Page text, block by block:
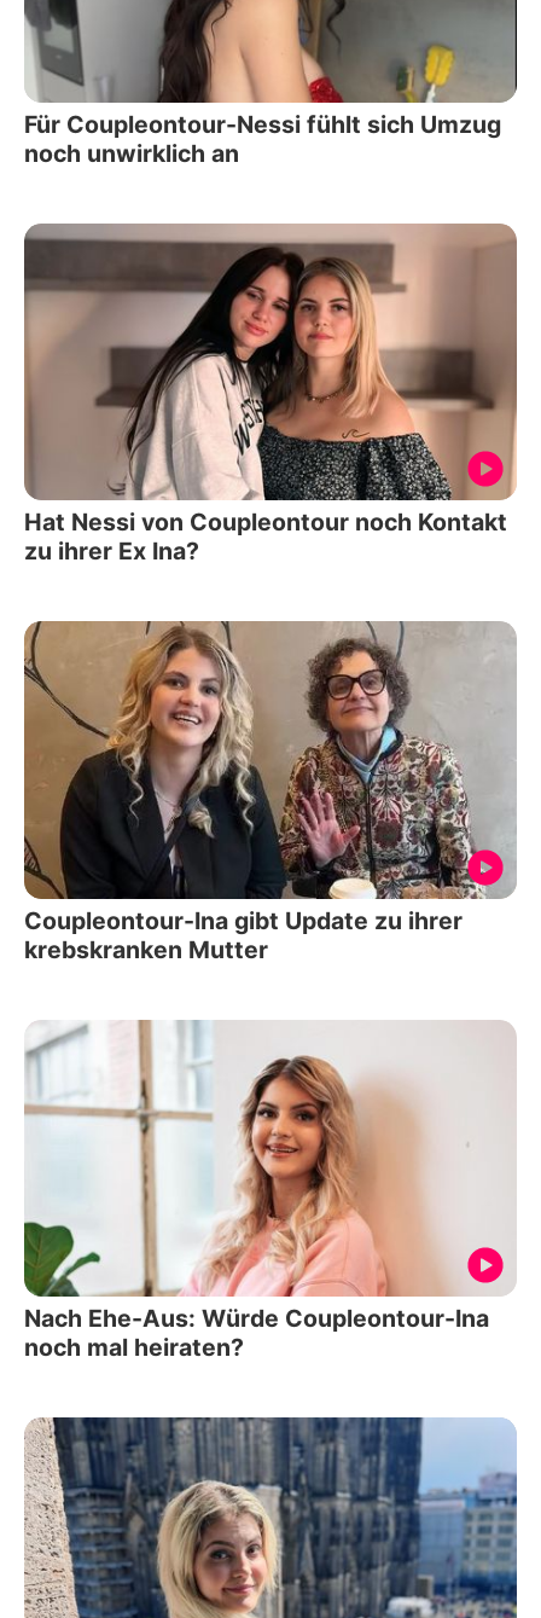
Für Coupleontour-Nessi fühlt sich Umzug
noch unwirklich an
Hat Nessi von Coupleontour noch Kontakt
zu ihrer Ex Ina?
Coupleontour-Ina gibt Update zu ihrer
krebskranken Mutter
Nach Ehe-Aus: Würde Coupleontour-Ina
noch mal heiraten?